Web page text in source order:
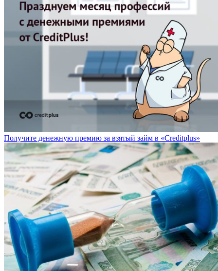
Получите денежную премию за взятый займ в «Creditplus»